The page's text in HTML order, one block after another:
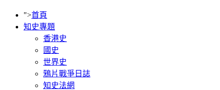
">首頁
知史專題
香港史
國史
世界史
鴉片戰爭日誌
知史法網